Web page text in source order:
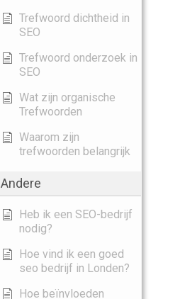
Trefwoord dichtheid in
SEO
Trefwoord onderzoek in
SEO
Wat zijn organische
Trefwoorden
Waarom zijn
trefwoorden belangrijk
Andere
Heb ik een SEO-bedrijf
nodig?
Hoe vind ik een goed
seo bedrijf in Londen?
Hoe beïnvloeden